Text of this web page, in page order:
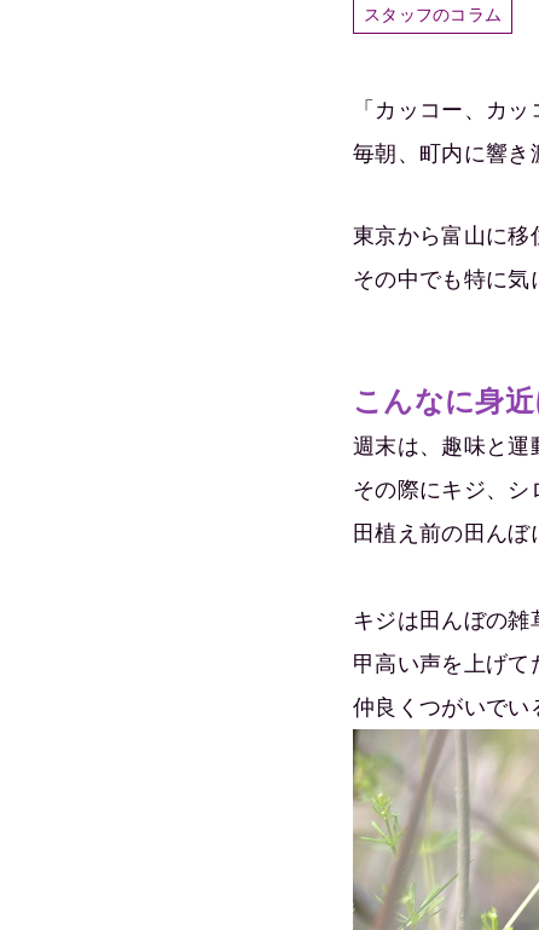
スタッフのコラム
「カッコー、カッ
毎朝、町内に響き
東京から富山に移
その中でも特に気
こんなに身
週末は、趣味と運
その際にキジ、シ
田植え前の田んぼ
キジは田んぼの雑
甲高い声を上げて
仲良くつがいでい